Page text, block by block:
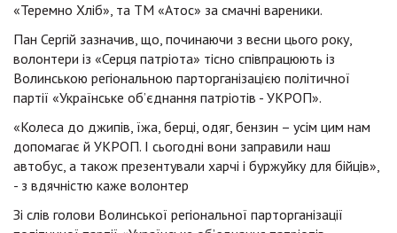
«Теремно Хліб», та ТМ «Атос» за смачні вареники.
Пан Сергій зазначив, що, починаючи з весни цього року,
волонтери із «Серця патріота» тісно співпрацюють із
Волинською регіональною парторганізацією політичної
партії «Українське об’єднання патріотів - УКРОП».
«Колеса до джипів, їжа, берці, одяг, бензин – усім цим нам
допомагає й УКРОП. І сьогодні вони заправили наш
автобус, а також презентували харчі і буржуйку для бійців»,
- з вдячністю каже волонтер
Зі слів голови Волинської регіональної парторганізації